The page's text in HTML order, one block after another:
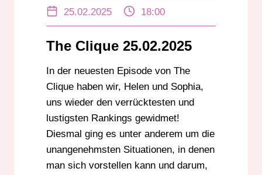
UNTERHALTUNG
25.02.2025 18:00
The Clique 25.02.2025
In der neuesten Episode von The
Clique haben wir, Helen und Sophia,
uns wieder den verrücktesten und
lustigsten Rankings gewidmet!
Diesmal ging es unter anderem um die
unangenehmsten Situationen, in denen
man sich vorstellen kann und darum,